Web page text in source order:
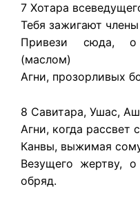
7 Хотара
Тебя зажигают
Привези сюда, о
(маслом)
Агни, прозорливых
8 Савитара, Ушас,
Агни, когда рассвет
Канвы, выжимая
Везущего жертву,
обряд.